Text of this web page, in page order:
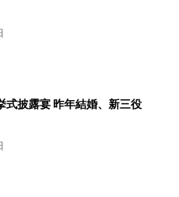
式披露宴 昨年結婚、新三役